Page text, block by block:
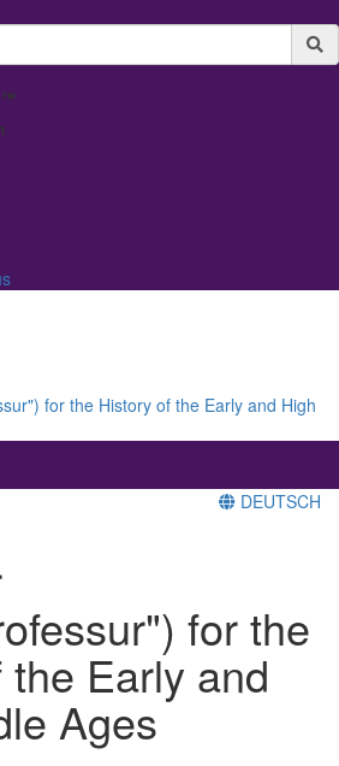
for the History of the Early and High
DEUTSCH
for the
Early and
Ages